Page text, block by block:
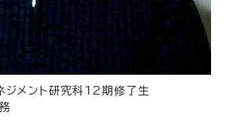
メント研究科12期修了生